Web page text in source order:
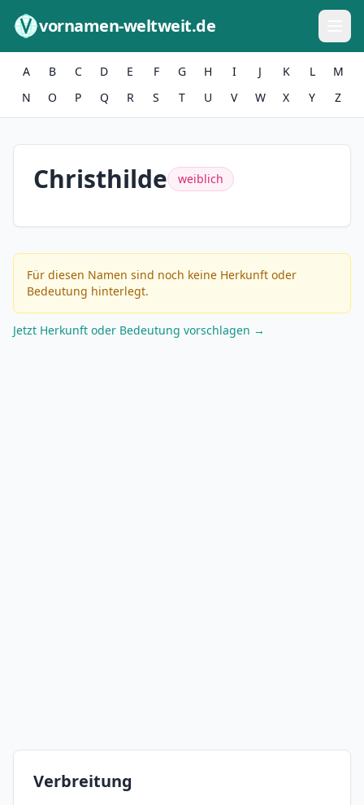
vornamen-weltweit.de
A B C D E F G H I J K L
M
N
O P Q R S T U V W X Y Z
Christhilde weiblich
Für diesen Namen sind noch keine Herkunft oder
Bedeutung hinterlegt.
Jetzt Herkunft oder Bedeutung vorschlagen →
Verbreitung